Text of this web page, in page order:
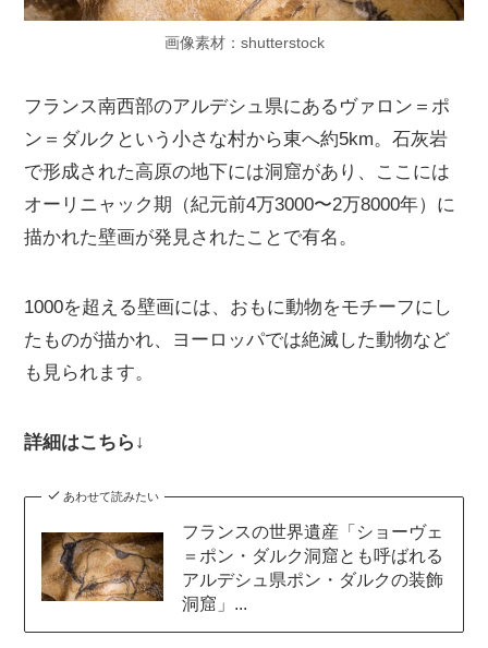
画像素材：shutterstock
フランス南西部のアルデシュ県にあるヴァロン＝ポ
ン＝ダルクという小さな村から東へ約5km。石灰岩
で形成された高原の地下には洞窟があり、ここには
オーリニャック期（紀元前4万3000〜2万8000年）に
描かれた壁画が発見されたことで有名。
1000を超える壁画には、おもに動物をモチーフにし
たものが描かれ、ヨーロッパでは絶滅した動物など
も見られます。
詳細はこちら↓
あわせて読みたい
フランスの世界遺産「ショーヴェ
＝ポン・ダルク洞窟とも呼ばれる
アルデシュ県ポン・ダルクの装飾
洞窟」...